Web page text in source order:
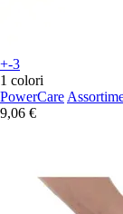
+-3
1 colori
PowerCare
9,06 €